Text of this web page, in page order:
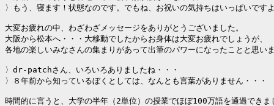
〉もう、寝ます！状態なのです。でもね、お祝いの気持ちはいっぱいです
大変お疲れの中、わざわざメッセージをありがとうございました。
大阪から松本へ・・・大移動でしたからお身体は大変お疲れでしょうが、
各地の楽しいみなさんの集まりがあって出筆のパワーになったことと思い
〉dr-patchさん、いろいろありましたね・・・
〉８年前から知っているぼくとしては、なんとも言葉がありません・・・
時間的に言うと、大学の半年（2単位）の授業でほぼ100万語を通過できま